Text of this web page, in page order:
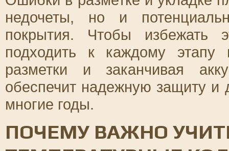
недочеты, но и
покрытия. Чтобы избежать
подходить к каждому этапу
разметки и заканчивая
обеспечит надежную защиту и
многие годы.
ПОЧЕМУ ВАЖНО